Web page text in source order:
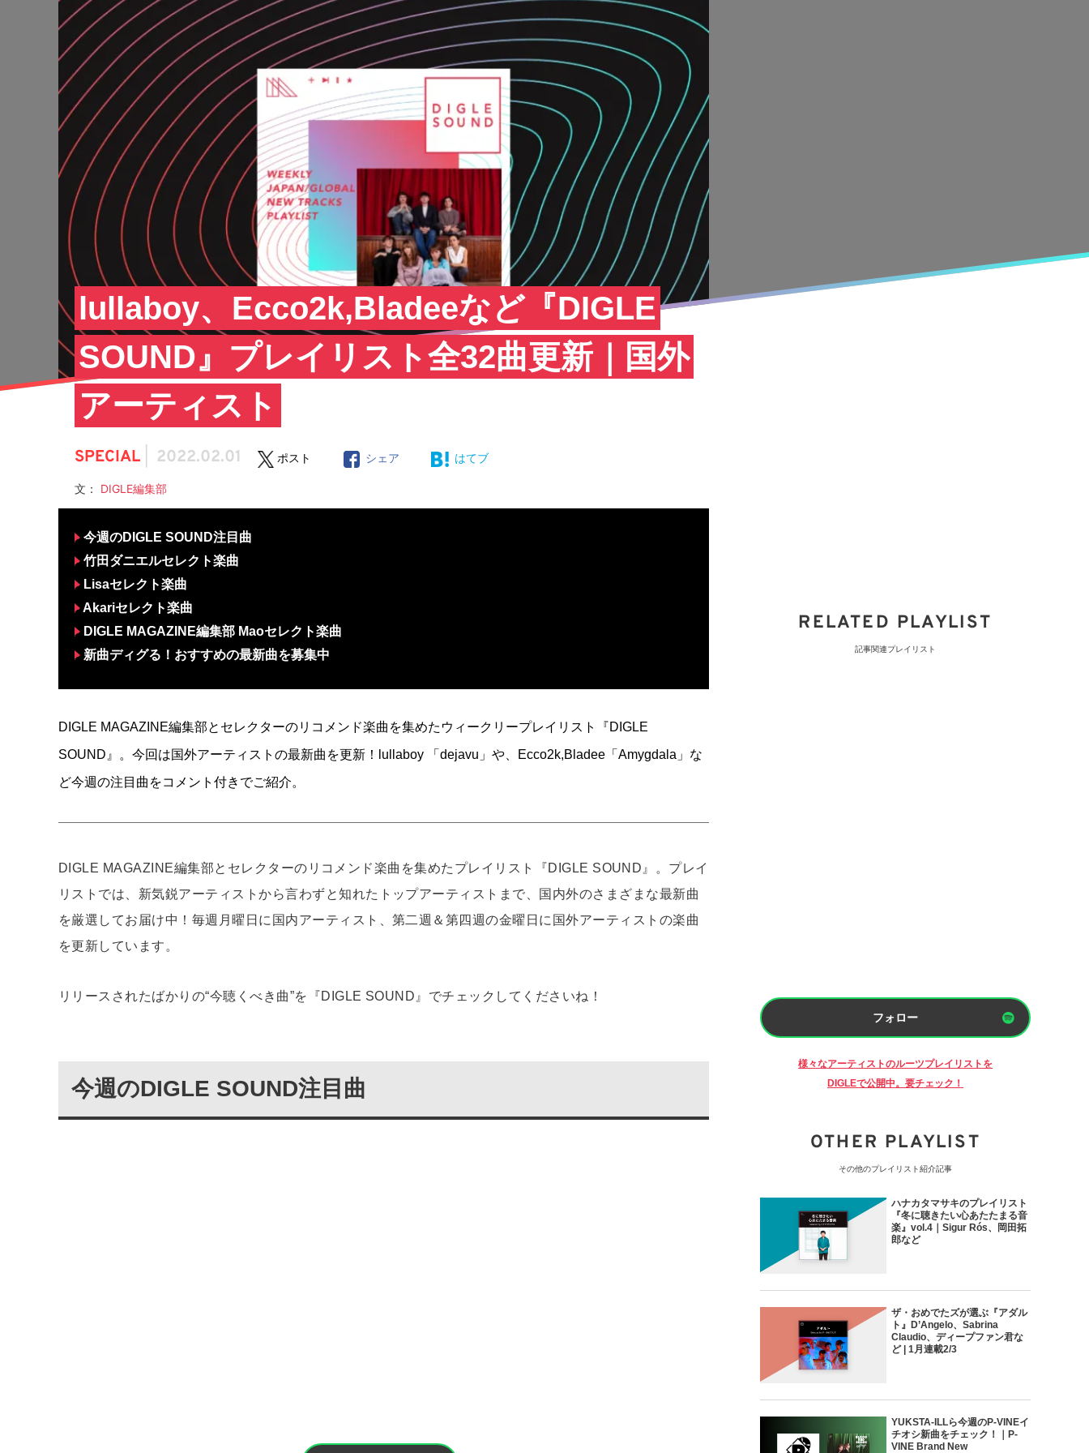
lullaboy、Ecco2k,Bladeeなど『DIGLE
SOUND』プレイリスト全32曲更新｜国外
アーティスト
SPECIAL 2022.02.01 ポスト シェア はてブ
文： DIGLE編集部
今週のDIGLE SOUND注目曲
竹田ダニエルセレクト楽曲
Lisaセレクト楽曲
Akariセレクト楽曲
DIGLE MAGAZINE編集部 Maoセレクト楽曲
新曲ディグる！おすすめの最新曲を募集中
DIGLE MAGAZINE編集部とセレクターのリコメンド楽曲を集めたウィークリープレイリスト『DIGLE
SOUND』。今回は国外アーティストの最新曲を更新！lullaboy 「dejavu」や、Ecco2k,Bladee「Amygdala」な
ど今週の注目曲をコメント付きでご紹介。
DIGLE MAGAZINE編集部とセレクターのリコメンド楽曲を集めたプレイリスト『DIGLE SOUND』。プレイ
リストでは、新気鋭アーティストから言わずと知れたトップアーティストまで、国内外のさまざまな最新曲
を厳選してお届け中！毎週月曜日に国内アーティスト、第二週＆第四週の金曜日に国外アーティストの楽曲
を更新しています。
リリースされたばかりの“今聴くべき曲”を『DIGLE SOUND』でチェックしてくださいね！
今週のDIGLE SOUND注目曲
RELATED PLAYLIST
記事関連プレイリスト
フォロー
様々なアーティストのルーツプレイリストを
DIGLEで公開中。要チェック！
OTHER PLAYLIST
その他のプレイリスト紹介記事
ハナカタマサキのプレイリスト
『冬に聴きたい心あたたまる音
楽』vol.4｜Sigur Rós、岡田拓
郎など
ザ・おめでたズが選ぶ『アダル
ト』D’Angelo、Sabrina
Claudio、ディープファン君な
ど | 1月連載2/3
YUKSTA-ILLら今週のP-VINEイ
チオシ新曲をチェック！｜P-
VINE Brand New